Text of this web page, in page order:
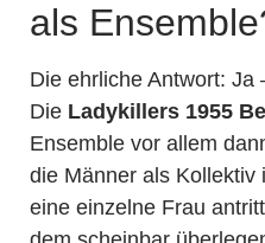
als
Die ehrliche Antwort: Ja
Die Ladykillers 1955
Ensemble vor allem
die Männer als Kollektiv
eine einzelne Frau